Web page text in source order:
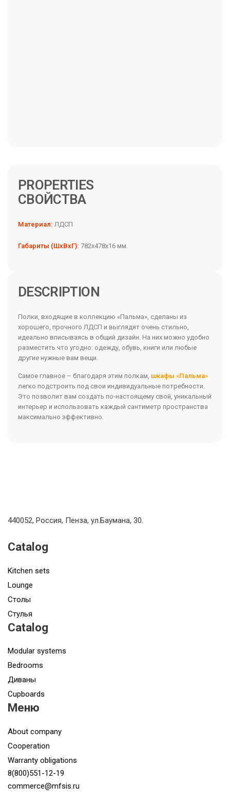
DESCRIPTION
Полки, входящие в коллекцию «Пальма», сделаны из
хорошего, прочного ЛДСП и выглядят очень стильно,
идеально вписываясь в общий дизайн. На них можно удобно
разместить что угодно: одежду, обувь, книги или любые
другие нужные вам вещи.
Самое главное – благодаря этим полкам, шкафы «Пальма»
легко подстроить под свои индивидуальные потребности.
Это позволит вам создать по-настоящему свой, уникальный
интерьер и использовать каждый сантиметр пространства
максимально эффективно.
PROPERTIES
Материал: ЛДСП
Габариты (ШхВхГ): 782х478х16 мм.
440052, Россия, Пенза, ул.Баумана, 30.
Catalog
Kitchen sets
Lounge
Столы
Стулья
Catalog
Modular systems
Bedrooms
Диваны
Cupboards
Меню
About company
Cooperation
Warranty obligations
8(800)551-12-19
commerce@mfsis.ru